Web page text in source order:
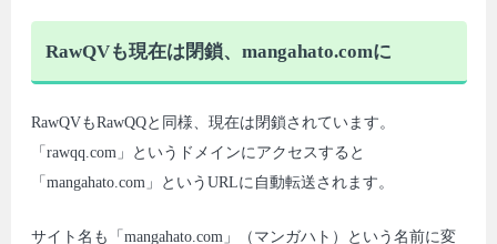
RawQVも現在は閉鎖、mangahato.comに
RawQVもRawQQと同様、現在は閉鎖されています。
「rawqq.com」というドメインにアクセスすると
「mangahato.com」というURLに自動転送されます。
サイト名も「mangahato.com」（マンガハト）という名前に変